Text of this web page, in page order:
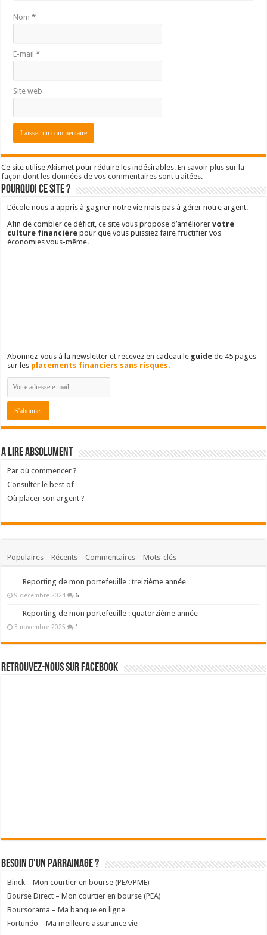
Nom*
E-mail*
Site web
Ce site utilise Akismet pour réduire les indésirables.En savoir plus sur la
façon dont les données de vos commentaires sont traitées.
Pourquoi ce site ?
L’école nous a appris à gagner notre vie mais pas à gérer notre argent.
Afin de combler ce déficit, ce site vous propose d’améliorervotre
culture financière pour que vous puissiez faire fructifier vos
économies vous-même.
Abonnez-vous à la newsletter et recevez en cadeau le guide de 45 pages
sur les placements financiers sans risques.
A lire absolument
Par où commencer ?
Consulter le best of
Où placer son argent ?
Populaires Récents Commentaires Mots-clés
Reporting de mon portefeuille : treizième année
9 décembre 2024 6
Reporting de mon portefeuille : quatorzième année
3 novembre 2025 1
Retrouvez-nous sur Facebook
Besoin d'un parrainage ?
Binck – Mon courtier en bourse (PEA/PME)
Bourse Direct – Mon courtier en bourse (PEA)
Boursorama – Ma banque en ligne
Fortunéo – Ma meilleure assurance vie